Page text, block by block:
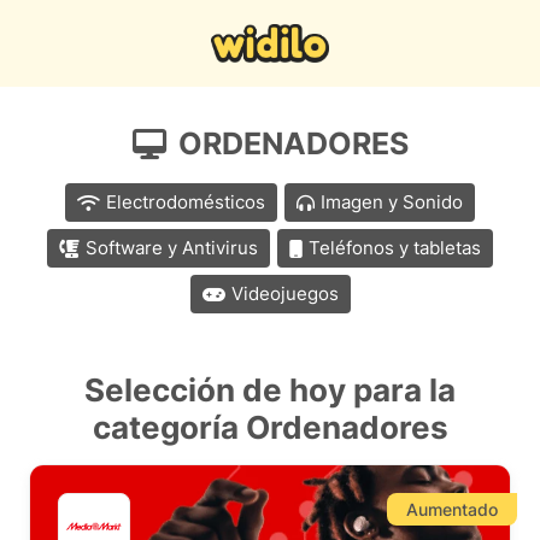
ORDENADORES
Electrodomésticos
Imagen y Sonido
Software y Antivirus
Teléfonos y tabletas
Videojuegos
Selección de hoy para la
categoría Ordenadores
Aumentado